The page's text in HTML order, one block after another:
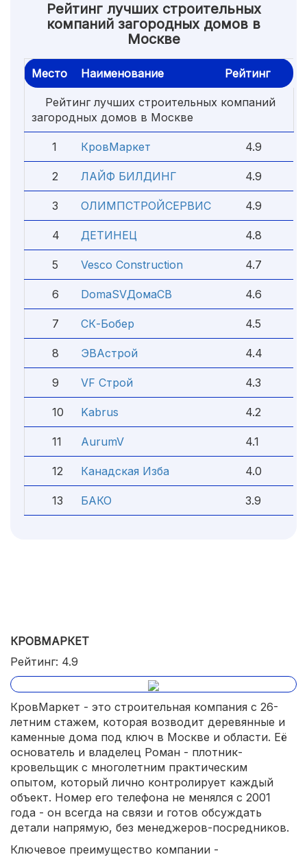
Рейтинг лучших строительных
компаний загородных домов в
Москве
Место Наименование Рейтинг
Рейтинг лучших строительных компаний
загородных домов в Москве
1 КровМаркет 4.9
2 ЛАЙФ БИЛДИНГ 4.9
3 ОЛИМПСТРОЙСЕРВИС 4.9
4 ДЕТИНЕЦ 4.8
5 Vesco Construction 4.7
6 DomaSVДомаСВ 4.6
7 СК-Бобер 4.5
8 ЭВАстрой 4.4
9 VF Строй 4.3
10 Kabrus 4.2
11 AurumV 4.1
12 Канадская Изба 4.0
13 БАКО 3.9
КРОВМАРКЕТ
Рейтинг: 4.9
КровМаркет - это строительная компания с 26-
летним стажем, которая возводит деревянные и
каменные дома под ключ в Москве и области. Её
основатель и владелец Роман - плотник-
кровельщик с многолетним практическим
опытом, который лично контролирует каждый
объект. Номер его телефона не менялся с 2001
года - он всегда на связи и готов обсуждать
детали напрямую, без менеджеров-посредников.
Ключевое преимущество компании -